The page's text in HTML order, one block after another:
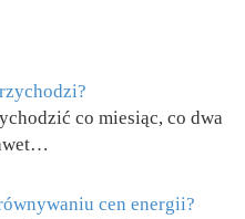
co miesiąc, co dwa
cen energii?